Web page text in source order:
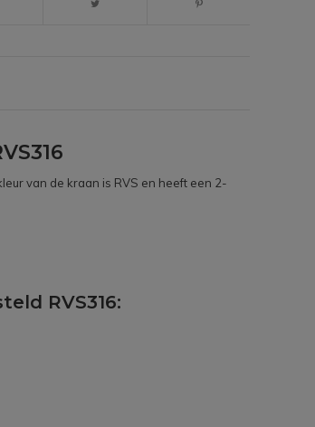
van de kraan is RVS en heeft een 2-
RVS316: